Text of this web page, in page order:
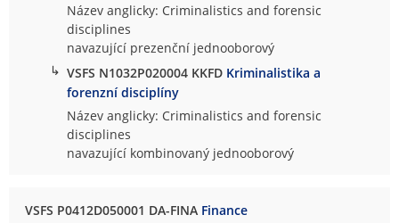
Název anglicky: Criminalistics and forensic
disciplines
navazující prezenční jednooborový
↳ VSFS N1032P020004 KKFD Kriminalistika a
forenzní disciplíny
Název anglicky: Criminalistics and forensic
disciplines
navazující kombinovaný jednooborový
VSFS P0412D050001 DA-FINA Finance